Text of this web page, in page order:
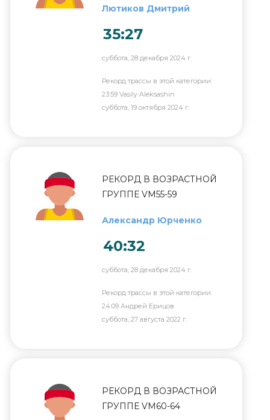
Лютиков Дмитрий
35:27
суббота, 28 декабря 2024 г.
Рекорд трассы в этой категории:
23:59 Vasily Aleksashin
суббота, 19 октября 2024 г.
РЕКОРД В ВОЗРАСТНОЙ
ГРУППЕ VM55-59
Александр Юрченко
40:32
суббота, 28 декабря 2024 г.
Рекорд трассы в этой категории:
24:09 Андрей Ерицов
суббота, 27 августа 2022 г.
РЕКОРД В ВОЗРАСТНОЙ
ГРУППЕ VM60-64